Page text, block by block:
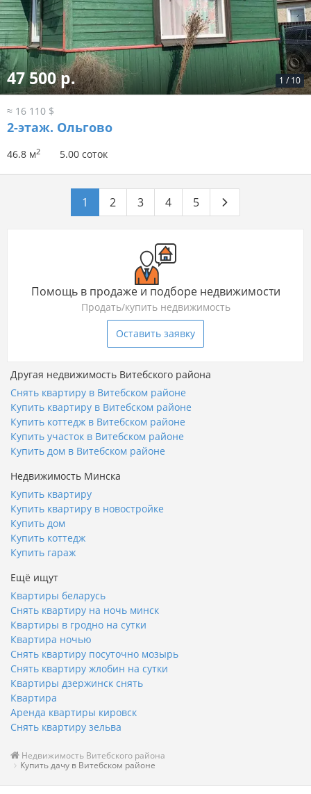
1 / 10
47 500 р.
≈ 16 110 $
2-этаж. Ольгово
46.8 м2 5.00 соток
1 2 3 4 5
Помощь в продаже и подборе недвижимости
Продать/купить недвижимость
Оставить заявку
Другая недвижимость Витебского района
Снять квартиру в Витебском районе
Купить квартиру в Витебском районе
Купить коттедж в Витебском районе
Купить участок в Витебском районе
Купить дом в Витебском районе
Недвижимость Минска
Купить квартиру
Купить квартиру в новостройке
Купить дом
Купить коттедж
Купить гараж
Ещё ищут
Квартиры беларусь
Снять квартиру на ночь минск
Квартиры в гродно на сутки
Квартира ночью
Снять квартиру посуточно мозырь
Снять квартиру жлобин на сутки
Квартиры дзержинск снять
Квартира
Аренда квартиры кировск
Снять квартиру зельва
Недвижимость Витебского района
Купить дачу в Витебском районе